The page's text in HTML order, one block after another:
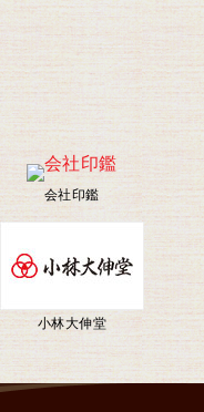
会社印鑑
小林大伸堂